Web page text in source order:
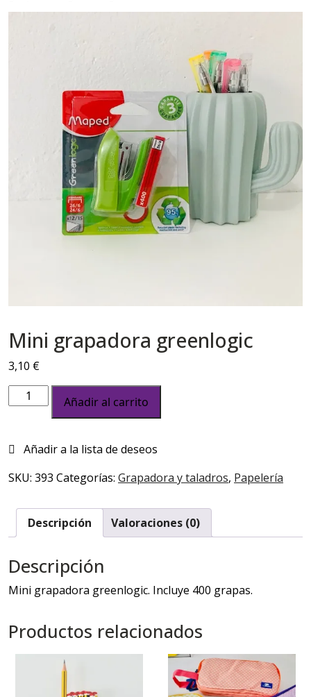
Mini grapadora greenlogic
3,10 €
Mini
grapadora
cantidad
Añadir al carrito
SKU: 393 Categorías: Grapadora y taladros, Papelería
Descripción Valoraciones (0)
Descripción
Mini grapadora greenlogic. Incluye 400 grapas.
Productos relacionados